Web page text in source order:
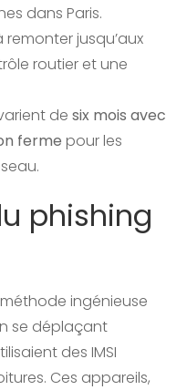
dans Paris.
jusqu’aux
routier et une
de six mois avec
ferme pour les
phishing
ingénieuse
se déplaçant
des IMSI
Ces appareils,